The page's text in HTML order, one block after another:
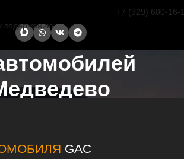
содержанию
+7 (929) 600-16-
GAC